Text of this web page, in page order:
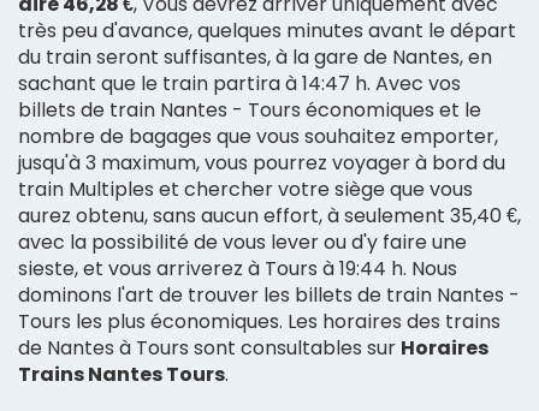
très peu d'avance, quelques minutes avant le départ
du train seront suffisantes, à la gare de Nantes, en
sachant que le train partira à 14:47 h. Avec vos
billets de train Nantes - Tours économiques et le
nombre de bagages que vous souhaitez emporter,
jusqu'à 3 maximum, vous pourrez voyager à bord du
train Multiples et chercher votre siège que vous
aurez obtenu, sans aucun effort, à seulement 35,40 €,
avec la possibilité de vous lever ou d'y faire une
sieste, et vous arriverez à Tours à 19:44 h. Nous
dominons l'art de trouver les billets de train Nantes -
Tours les plus économiques. Les horaires des trains
de Nantes à Tours sont consultables sur Horaires
Trains Nantes Tours.